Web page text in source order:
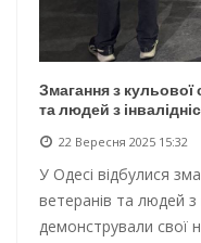
Змагання з кульової
та людей з
22 Вересня 2025 15:32
У Одесі відбулися
ветеранів та людей з
демонстрували свої